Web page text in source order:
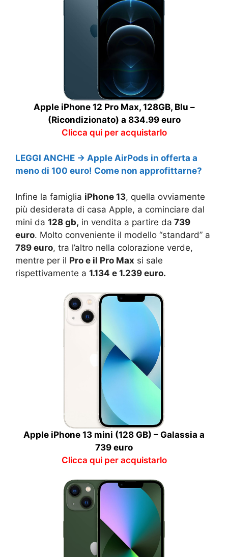
Apple iPhone 12 Pro Max, 128GB, Blu –
(Ricondizionato) a 834.99 euro
Clicca qui per acquistarlo
LEGGI ANCHE → Apple AirPods in offerta a
meno di 100 euro! Come non approfittarne?
Infine la famiglia iPhone 13, quella ovviamente
più desiderata di casa Apple, a cominciare dal
mini da 128 gb, in vendita a partire da 739
euro. Molto conveniente il modello “standard” a
789 euro, tra l’altro nella colorazione verde,
mentre per il Pro e il Pro Max si sale
rispettivamente a 1.134 e 1.239 euro.
Apple iPhone 13 mini (128 GB) – Galassia a
739 euro
Clicca qui per acquistarlo